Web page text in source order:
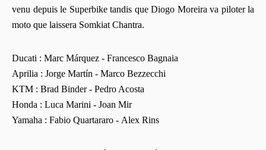
venu depuis le Superbike tandis que Diogo Moreira va piloter la
moto que laissera Somkiat Chantra.
Ducati : Marc Márquez - Francesco Bagnaia
Aprilia : Jorge Martín - Marco Bezzecchi
KTM : Brad Binder - Pedro Acosta
Honda : Luca Marini - Joan Mir
Yamaha : Fabio Quartararo - Alex Rins